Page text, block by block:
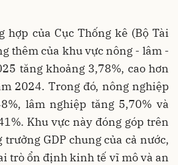
hợp của Cục Thống kê (Bộ Tài
thêm của khu vực nông - lâm -
tăng khoảng 3,78%, cao hơn
2024. Trong đó, nông nghiệp
lâm nghiệp tăng 5,70% và
Khu vực này đóng góp trên
trưởng GDP chung của cả nước,
trò ổn định kinh tế vĩ mô và an